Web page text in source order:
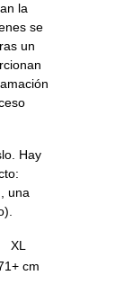
la
se
un
Hay
una
XL
cm